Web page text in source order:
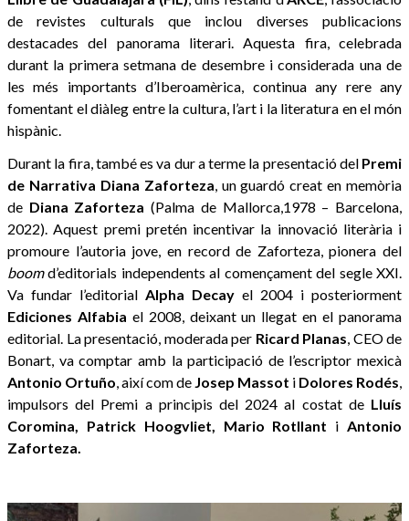
de revistes culturals que inclou diverses publicacions
destacades del panorama literari. Aquesta fira, celebrada
durant la primera setmana de desembre i considerada una de
les més importants d’Iberoamèrica, continua any rere any
fomentant el diàleg entre la cultura, l’art i la literatura en el món
hispànic.
Durant la fira, també es va dur a terme la presentació del Premi
de Narrativa Diana Zaforteza, un guardó creat en memòria
de Diana Zaforteza (Palma de Mallorca,1978 – Barcelona,
2022). Aquest premi pretén incentivar la innovació literària i
promoure l’autoria jove, en record de Zaforteza, pionera del
boomd’editorials independents al començament del segle XXI.
Va fundar l’editorial Alpha Decay el 2004 i posteriorment
Ediciones Alfabia el 2008, deixant un llegat en el panorama
editorial. La presentació, moderada per Ricard Planas, CEO de
Bonart, va comptar amb la participació de l’escriptor mexicà
Antonio Ortuño, així com de Josep Massot i Dolores Rodés,
impulsors del Premi a principis del 2024 al costat de Lluís
Coromina, Patrick Hoogvliet, Mario Rotllant i Antonio
Zaforteza.